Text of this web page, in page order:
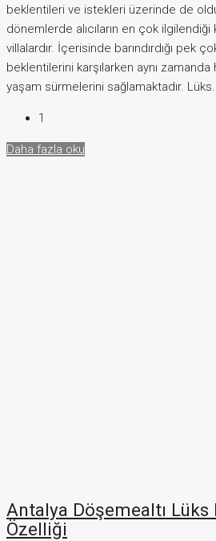
beklentileri ve istekleri üzerinde de
dönemlerde alıcıların en çok
villalardır. İçerisinde barındırdığı pek
beklentilerini karşılarken aynı
yaşam sürmelerini sağlamaktadır.
1
Daha fazla oku
Antalya Döşemealtı Lüks
Özelliği